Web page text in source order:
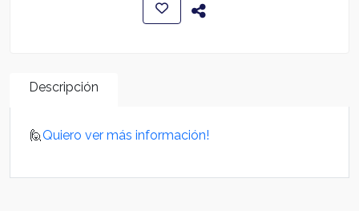
Descripción
🙋Quiero ver más información!